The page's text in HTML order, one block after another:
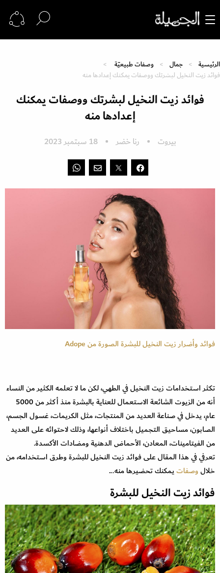
الرئيسية جمال
وصفات طبيعيّة
فوائد زيت النخيل لبشرتك ووصفات يمكنك إعدادها منه
فوائد زيت النخيل لبشرتك ووصفات يمكنك
إعدادها منه
بيروت رنا خضر 18 سبتمبر 2023
فوائد وأضرار زيت النخيل للبشرة الصورة من Adope
تكثر استخدامات زيت النخيل في الطهي، لكن ما لا تعلمه الكثير من النساء
أنه من الزيوت الشائعة الاستعمال للعناية بالبشرة منذ أكثر من 5000
عام، يدخل في صناعة العديد من المنتجات، مثل الكريمات، غسول الجسم،
الصابون، مساحيق التجميل باختلاف أنواعها، وذلك لاحتوائه على العديد
من الفيتامينات، المعادن، الأحماض الدهنية ومضادات الأكسدة.
تعرفي في هذا المقال على فوائد زيت النخيل للبشرة وطرق استخدامه، من
خلالوصفاتيمكنك تحضيرها منه...
فوائد زيت النخيل للبشرة